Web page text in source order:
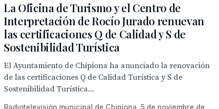
La Oficina de Turismo y el Centro de
Interpretación de Rocío Jurado renuevan
las certificaciones Q de Calidad y S de
Sostenibilidad Turística
El Ayuntamiento de Chipiona ha anunciado la renovación
de las certificaciones Q de Calidad Turística y S de
Sostenibilidad Turística...
Radiotelevisión municipal de Chipiona, 5 de noviembre de